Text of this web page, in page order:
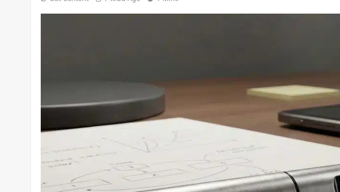
ชั่วโมง
1 วัน Ago
ชัดแม้แสงน้อย! จีนพัฒนาแว่น Night Vision มองกลาง
คืนได้ครบทุกสี
1 วัน Ago
เปลี่ยนขยะพลาสติกเป็นพลังงานสะอาด! นักวิจัยค้นพบ
วิธีผลิต “ไฮโดรเจน” จากพลาสติกผสม โดยไม่ต้องคัด
แยกก่อน
1 วัน Ago
“MouthPad” เมาส์ควบคุมด้วย “ลิ้น” ช่วยให้ผู้พิการใช้
คอมฯ ได้โดยไม่ต้องใช้มือ